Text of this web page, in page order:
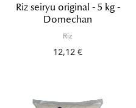
Riz seiryu original - 5 kg -
Domechan
Riz
12,12 €